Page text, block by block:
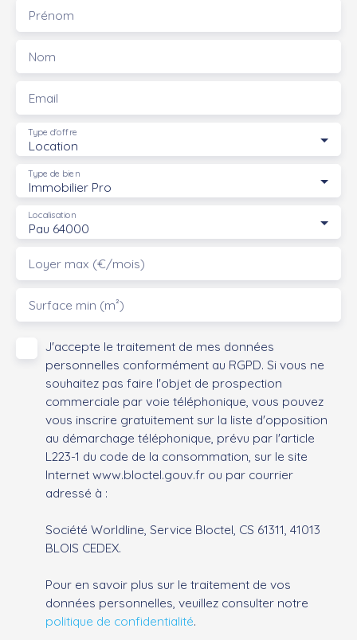
Prénom
Nom
Email
Location
Type d'offre
Immobilier Pro
Type de bien
Pau 64000
Localisation
Loyer max (€/mois)
Surface min (m²)
J'accepte le traitement de mes données
personnelles conformément au RGPD. Si vous ne
souhaitez pas faire l'objet de prospection
commerciale par voie téléphonique, vous pouvez
vous inscrire gratuitement sur la liste d'opposition
au démarchage téléphonique, prévu par l'article
L223-1 du code de la consommation, sur le site
Internet www.bloctel.gouv.fr ou par courrier
adressé à :
Société Worldline, Service Bloctel, CS 61311, 41013
BLOIS CEDEX.
Pour en savoir plus sur le traitement de vos
données personnelles, veuillez consulter notre
politique de confidentialité.